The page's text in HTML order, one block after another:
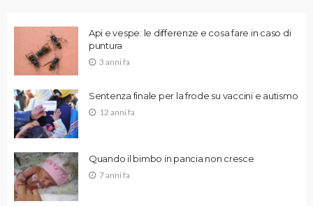
Api e vespe: le differenze e cosa fare in caso di
puntura
3 anni fa
Sentenza finale per la frode su vaccini e autismo
12 anni fa
Quando il bimbo in pancia non cresce
7 anni fa